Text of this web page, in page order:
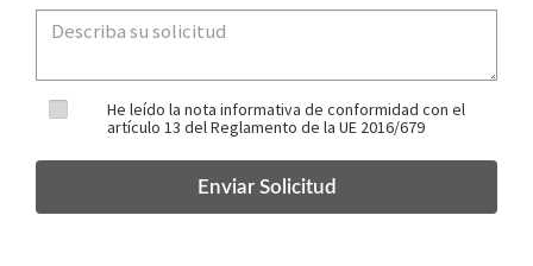
He leído la nota informativa de conformidad con el
artículo 13 del Reglamento de la UE 2016/679